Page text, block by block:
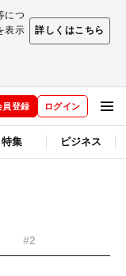
につ
表示
詳しくはこちら
員登録 ログイン
特集 ビジネス
#2